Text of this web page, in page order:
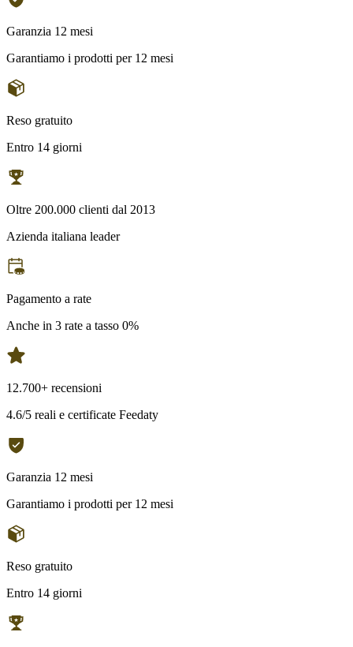
Garanzia 12 mesi
Garantiamo i prodotti per 12 mesi
Reso gratuito
Entro 14 giorni
Oltre 200.000 clienti dal 2013
Azienda italiana leader
Pagamento a rate
Anche in 3 rate a tasso 0%
12.700+ recensioni
4.6/5 reali e certificate Feedaty
Garanzia 12 mesi
Garantiamo i prodotti per 12 mesi
Reso gratuito
Entro 14 giorni